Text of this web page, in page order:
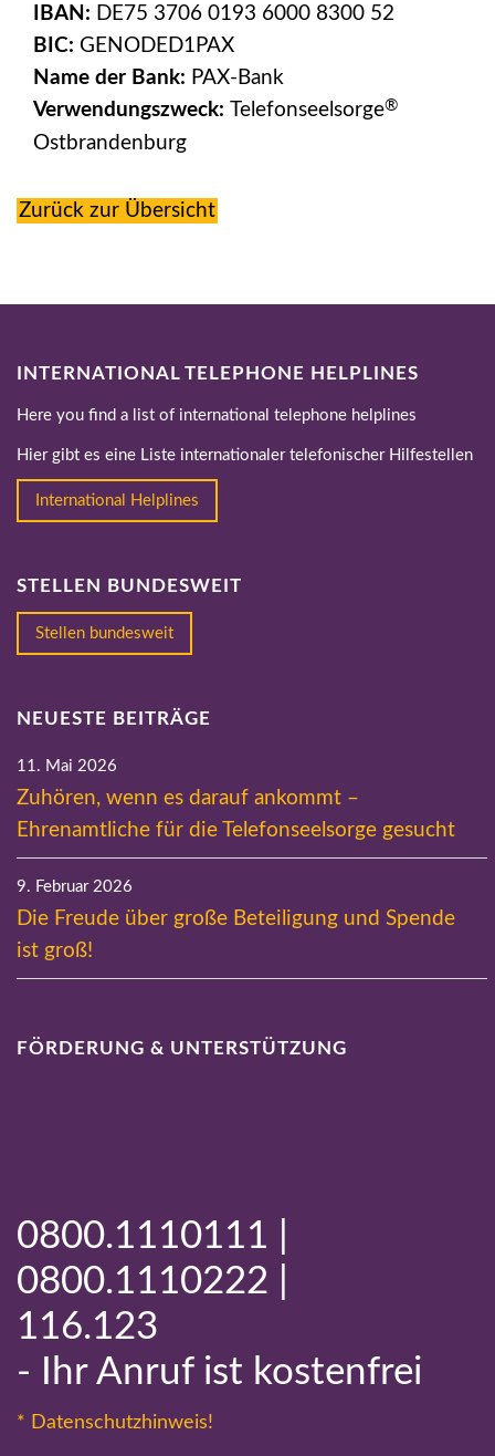
IBAN: DE75 3706 0193 6000 8300 52
BIC: GENODED1PAX
Name der Bank: PAX-Bank
Verwendungszweck: Telefonseelsorge®
Ostbrandenburg
Zurück zur Übersicht
INTERNATIONAL TELEPHONE HELPLINES
Here you find a list of international telephone helplines
Hier gibt es eine Liste internationaler telefonischer Hilfestellen
International Helplines
STELLEN BUNDESWEIT
Stellen bundesweit
NEUESTE BEITRÄGE
11. Mai 2026
Zuhören, wenn es darauf ankommt –
Ehrenamtliche für die Telefonseelsorge gesucht
9. Februar 2026
Die Freude über große Beteiligung und Spende
ist groß!
FÖRDERUNG & UNTERSTÜTZUNG
0800.1110111 |
0800.1110222 |
116.123
- Ihr Anruf ist kostenfrei
* Datenschutzhinweis!